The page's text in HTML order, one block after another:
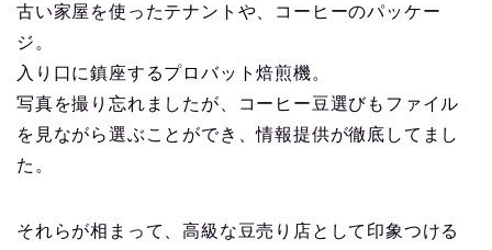
古い家屋を使ったテナントや、コーヒーのパッケー
ジ。
入り口に鎮座するプロバット焙煎機。
写真を撮り忘れましたが、コーヒー豆選びもファイル
を見ながら選ぶことができ、情報提供が徹底してまし
た。
それらが相まって、高級な豆売り店として印象つける